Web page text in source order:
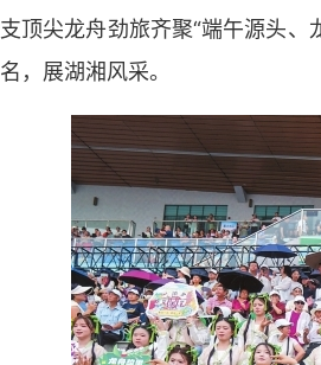
支顶尖龙舟劲旅齐聚“端午源头
名，展湖湘风采。